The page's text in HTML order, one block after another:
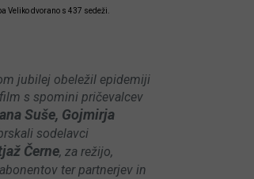
Veliko dvorano s 437 sedeži.
jubilej obeležil epidemiji
s spomini pričevalcev
Suše, Gojmirja
sodelavci
Černe, za režijo,
ter partnerjev in